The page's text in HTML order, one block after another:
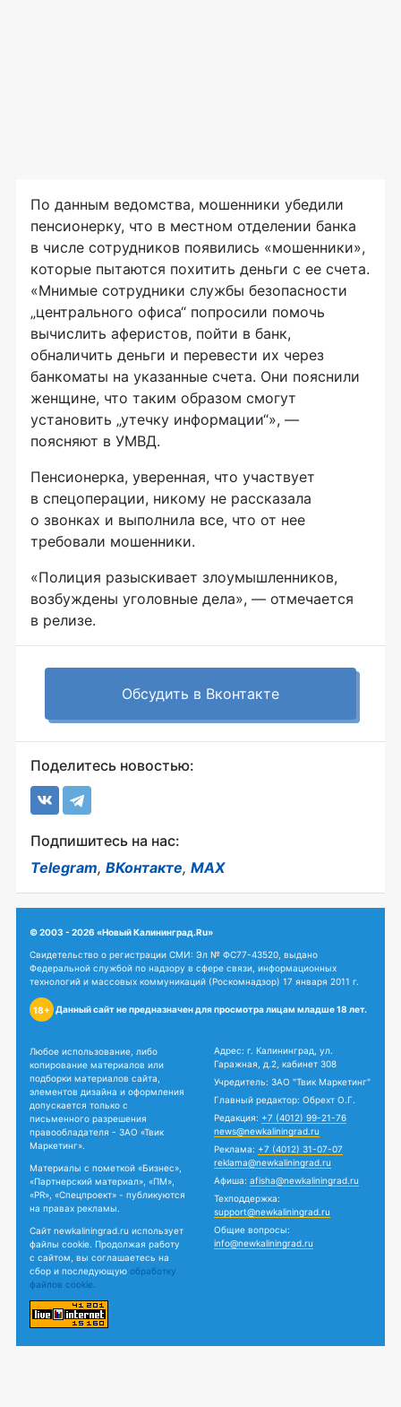
По данным ведомства, мошенники убедили
пенсионерку, что в местном отделении банка
в числе сотрудников появились «мошенники»,
которые пытаются похитить деньги с ее счета.
«Мнимые сотрудники службы безопасности
„центрального офиса“ попросили помочь
вычислить аферистов, пойти в банк,
обналичить деньги и перевести их через
банкоматы на указанные счета. Они пояснили
женщине, что таким образом смогут
установить „утечку информации“», —
поясняют в УМВД.
Пенсионерка, уверенная, что участвует
в спецоперации, никому не рассказала
о звонках и выполнила все, что от нее
требовали мошенники.
«Полиция разыскивает злоумышленников,
возбуждены уголовные дела», — отмечается
в релизе.
Обсудить в Вконтакте
Поделитесь новостью:
Подпишитесь на нас:
Telegram, ВКонтакте, MAX
© 2003 - 2026 «Новый Калининград.Ru»
Свидетельство о регистрации СМИ: Эл № ФС77-43520, выдано
Федеральной службой по надзору в сфере связи, информационных
технологий и массовых коммуникаций (Роскомнадзор) 17 января 2011 г.
18+ Данный сайт не предназначен для просмотра лицам младше 18 лет.
Любое использование, либо
копирование материалов или
подборки материалов сайта,
элементов дизайна и оформления
допускается только с
письменного разрешения
правообладателя - ЗАО «Твик
Маркетинг».
Материалы с пометкой «Бизнес»,
«Партнерский материал», «ПМ»,
«PR», «Спецпроект» - публикуются
на правах рекламы.
Сайт newkaliningrad.ru использует
файлы cookie. Продолжая работу
с сайтом, вы соглашаетесь на
сбор и последующую обработку
файлов cookie.
Адрес: г. Калининград, ул.
Гаражная, д.2, кабинет 308
Учредитель: ЗАО "Твик Маркетинг"
Главный редактор: Обрехт О.Г.
Редакция: +7 (4012) 99-21-76
news@newkaliningrad.ru
Реклама: +7 (4012) 31-07-07
reklama@newkaliningrad.ru
Афиша: afisha@newkaliningrad.ru
Техподдержка:
support@newkaliningrad.ru
Общие вопросы:
info@newkaliningrad.ru